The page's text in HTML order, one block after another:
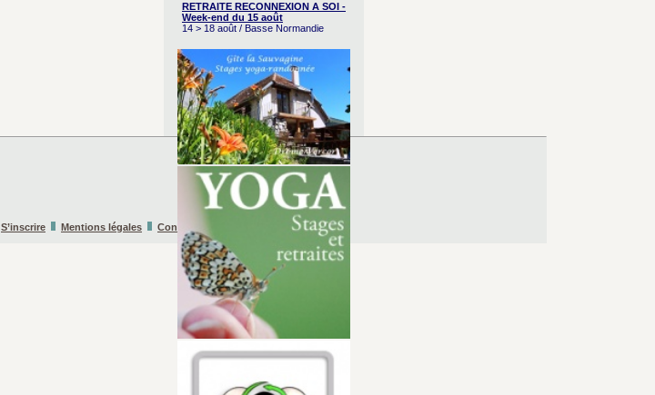
RETRAITE RECONNEXION A SOI -
Week-end du 15 août
14 > 18 août / Basse Normandie
S’inscrire Mentions légales Conditions Générales d’Utilisation